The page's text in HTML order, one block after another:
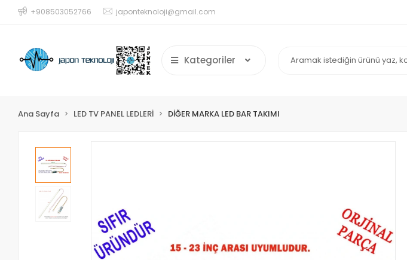
+908503052766 japonteknoloji@gmail.com
Kategoriler
Ana Sayfa LED TV PANEL LEDLERİ DİĞER MARKA LED BAR TAKIMI